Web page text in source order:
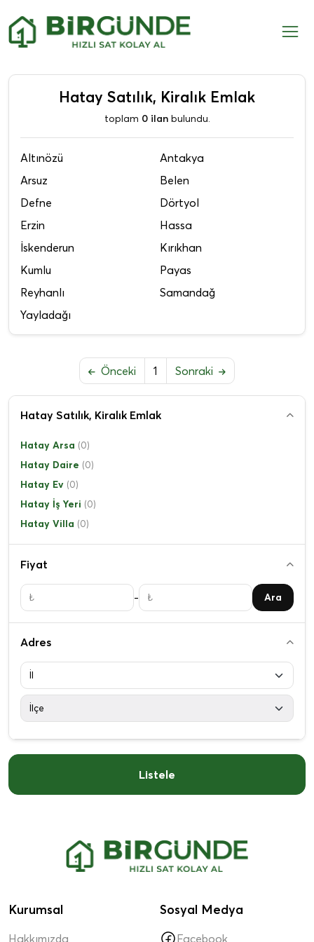
Hatay Satılık, Kiralık Emlak
Hatay Arsa (0)
Hatay Daire (0)
Hatay Ev (0)
Hatay İş Yeri (0)
Hatay Villa (0)
Fiyat
- Ara
Adres
Listele
Hatay Satılık, Kiralık Emlak
toplam 0 ilanbulundu.
Altınözü
Antakya
Arsuz
Belen
Defne
Dörtyol
Erzin
Hassa
İskenderun
Kırıkhan
Kumlu
Payas
Reyhanlı
Samandağ
Yayladağı
Önceki 1 Sonraki
Kurumsal
Hakkımızda
Sosyal Medya
Facebook